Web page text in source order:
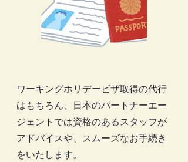
ワーキングホリデービザ取得の代行
はもちろん、日本のパートナーエー
ジェントでは資格のあるスタッフが
アドバイスや、スムーズなお手続き
をいたします。